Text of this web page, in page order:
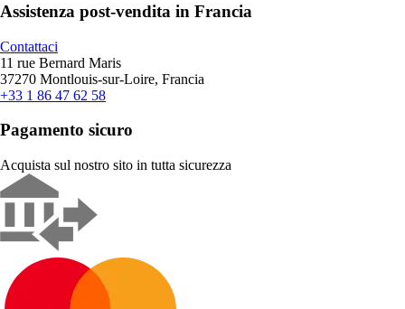
Assistenza post-vendita in Francia
Contattaci
11 rue Bernard Maris
37270 Montlouis-sur-Loire, Francia
+33 1 86 47 62 58
Pagamento sicuro
Acquista sul nostro sito in tutta sicurezza